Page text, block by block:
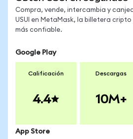
Compra, vende, intercambia y
USUI en MetaMask, la billetera cripto
más confiable.
Google Play
Calificación
4.4
Descargas
10M+
App Store